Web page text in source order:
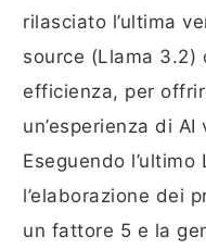
rilasciato l’ultima
source (Llama 3.2)
efficienza, per
un’esperienza di
Eseguendo l’ultimo
l’elaborazione dei
un fattore 5 e la